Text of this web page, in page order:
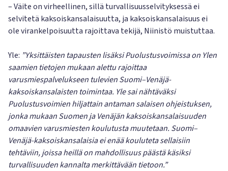
– Väite on virheellinen, sillä turvallisuusselvityksessä ei
selvitetä kaksoiskansalaisuutta, ja kaksoiskansalaisuus ei
ole virankelpoisuutta rajoittava tekijä, Niinistö muistuttaa.
Yle: ”Yksittäisten tapausten lisäksi Puolustusvoimissa on Ylen
saamien tietojen mukaan alettu rajoittaa
varusmiespalvelukseen tulevien Suomi–Venäjä-
kaksoiskansalaisten toimintaa. Yle sai nähtäväksi
Puolustusvoimien hiljattain antaman salaisen ohjeistuksen,
jonka mukaan Suomen ja Venäjän kaksoiskansalaisuuden
omaavien varusmiesten koulutusta muutetaan. Suomi–
Venäjä-kaksoiskansalaisia ei enää kouluteta sellaisiin
tehtäviin, joissa heillä on mahdollisuus päästä käsiksi
turvallisuuden kannalta merkittävään tietoon.”